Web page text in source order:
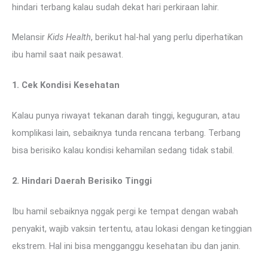
hindari terbang kalau sudah dekat hari perkiraan lahir.
Melansir Kids Health, berikut hal-hal yang perlu diperhatikan
ibu hamil saat naik pesawat.
1. Cek Kondisi Kesehatan
Kalau punya riwayat tekanan darah tinggi, keguguran, atau
komplikasi lain, sebaiknya tunda rencana terbang. Terbang
bisa berisiko kalau kondisi kehamilan sedang tidak stabil.
2. Hindari Daerah Berisiko Tinggi
Ibu hamil sebaiknya nggak pergi ke tempat dengan wabah
penyakit, wajib vaksin tertentu, atau lokasi dengan ketinggian
ekstrem. Hal ini bisa mengganggu kesehatan ibu dan janin.